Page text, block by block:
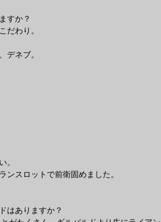
すか？
だわり。
デネブ。
。
ンスロットで前衛固めました。
はありますか？